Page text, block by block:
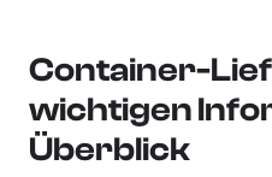
Container-
wichtigen
Überblick